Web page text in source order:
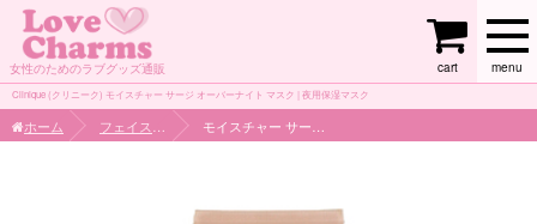
女性のためのラブグッズ通販 menu
cart
Clinique (クリニーク) モイスチャー サージ オーバーナイト マスク | 夜用保湿マスク
ホーム